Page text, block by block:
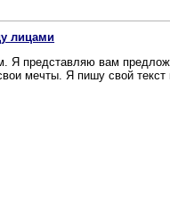
лицами
Я представляю вам
мечты. Я пишу свой